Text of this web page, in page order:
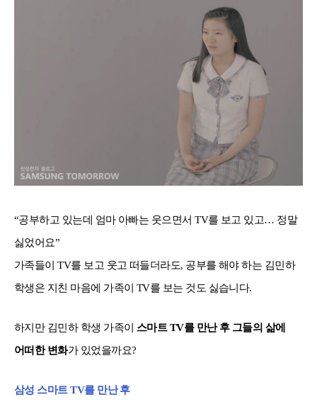
“공부하고 있는데 엄마 아빠는 웃으면서 TV를 보고 있고… 정말
싫었어요”
가족들이 TV를 보고 웃고 떠들더라도, 공부를 해야 하는 김민하
학생은 지친 마음에 가족이 TV를 보는 것도 싫습니다.
하지만 김민하 학생 가족이 스마트 TV를 만난 후 그들의 삶에
어떠한 변화가 있었을까요?
삼성 스마트 TV를 만난 후